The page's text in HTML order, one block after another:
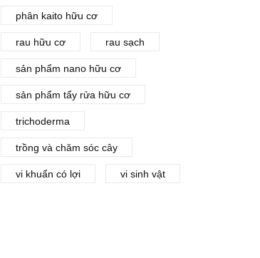
phân kaito hữu cơ
rau hữu cơ rau sạch
sản phẩm nano hữu cơ
sản phẩm tẩy rửa hữu cơ
trichoderma
trồng và chăm sóc cây
vi khuẩn có lợi vi sinh vật